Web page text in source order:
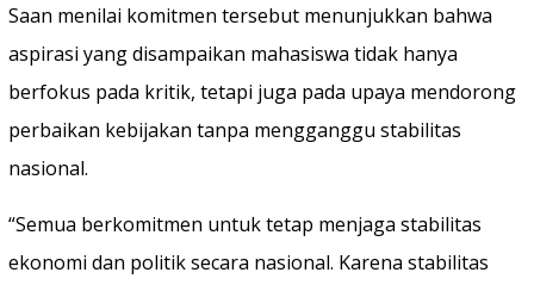
Saan menilai komitmen tersebut menunjukkan bahwa
aspirasi yang disampaikan mahasiswa tidak hanya
berfokus pada kritik, tetapi juga pada upaya mendorong
perbaikan kebijakan tanpa mengganggu stabilitas
nasional.
“Semua berkomitmen untuk tetap menjaga stabilitas
ekonomi dan politik secara nasional. Karena stabilitas